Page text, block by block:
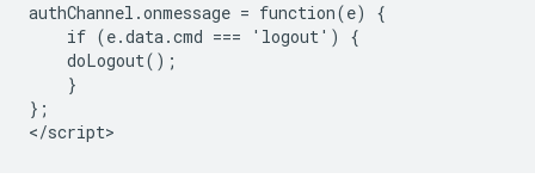
authChannel.onmessage = function(e) {
    if (e.data.cmd === 'logout') {
    doLogout();
    }
};